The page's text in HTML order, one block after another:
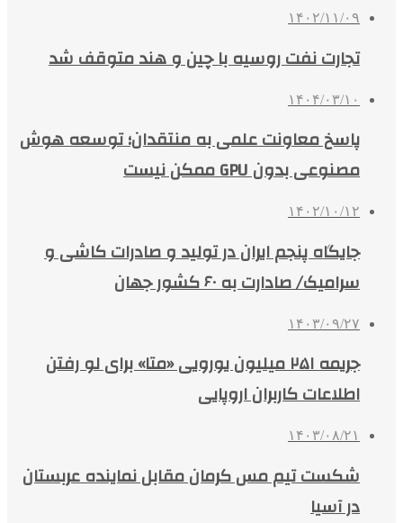
۱۴۰۲/۱۱/۰۹
تجارت نفت روسیه با چین و هند متوقف شد
۱۴۰۴/۰۳/۱۰
پاسخ معاونت علمی به منتقدان؛ توسعه هوش
مصنوعی بدون GPU ممکن نیست
۱۴۰۲/۱۰/۱۲
جایگاه پنجم ایران در تولید و صادرات کاشی و
سرامیک/ صادارت به ۶۰ کشور جهان
۱۴۰۳/۰۹/۲۷
جریمه ۲۵۱ میلیون یورویی «متا» برای لو رفتن
اطلاعات کاربران اروپایی
۱۴۰۳/۰۸/۲۱
شکست تیم مس کرمان مقابل نماینده عربستان
در آسیا